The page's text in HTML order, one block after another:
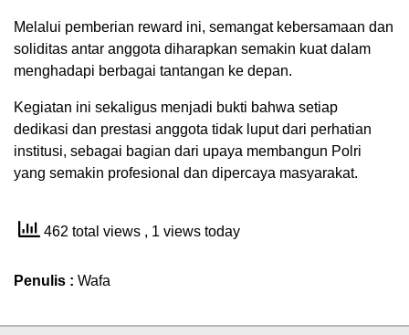
Melalui pemberian reward ini, semangat kebersamaan dan
soliditas antar anggota diharapkan semakin kuat dalam
menghadapi berbagai tantangan ke depan.
Kegiatan ini sekaligus menjadi bukti bahwa setiap
dedikasi dan prestasi anggota tidak luput dari perhatian
institusi, sebagai bagian dari upaya membangun Polri
yang semakin profesional dan dipercaya masyarakat.
462 total views , 1 views today
Penulis : Wafa